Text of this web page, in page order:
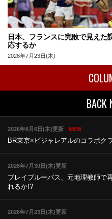
日本、フランスに完敗で見えた
応するか
2026年7月23日(木)
BACK
2026年8月6日(木)更新 NEW
BR東京×ビジャレアルのコラボク
2026年7月30日(木)更新
ブレイブルーパス、元地理教師で
れるか!?
2026年7月23日(木)更新